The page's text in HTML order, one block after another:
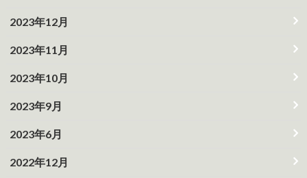
2023年12月
2023年11月
2023年10月
2023年9月
2023年6月
2022年12月